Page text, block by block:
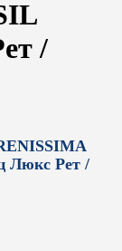
/
Люкс Рет /